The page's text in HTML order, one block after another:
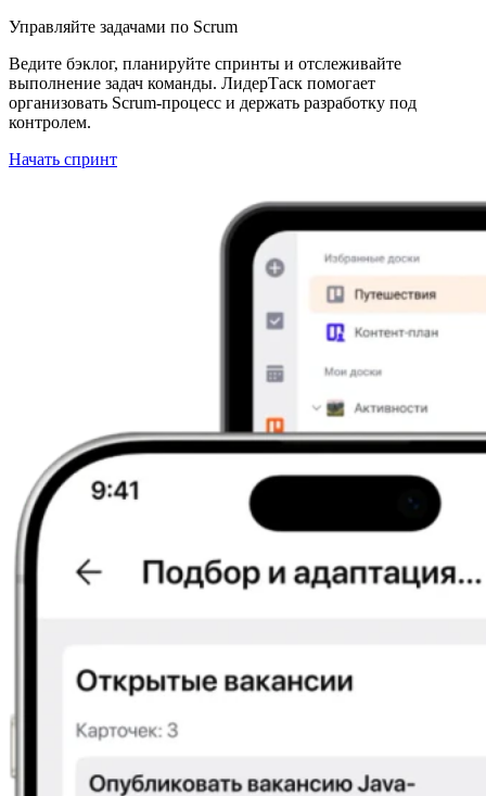
Управляйте задачами по Scrum
Ведите бэклог, планируйте спринты и отслеживайте
выполнение задач команды. ЛидерТаск помогает
организовать Scrum-процесс и держать разработку под
контролем.
Начать спринт